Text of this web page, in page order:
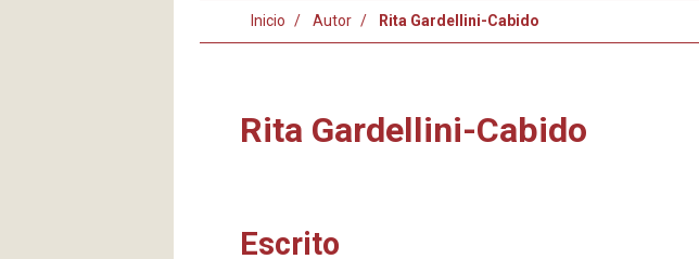
Inicio Autor Rita Gardellini-Cabido
Rita Gardellini-Cabido
Escrito